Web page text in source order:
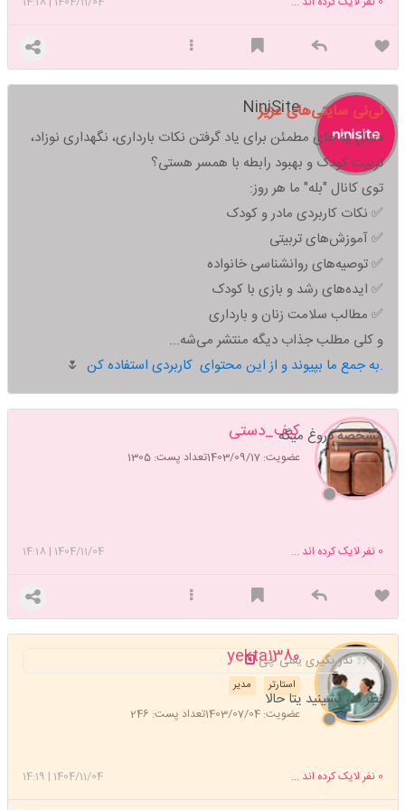
NiniSite
نی‌نی سایتی‌های عزیز
دنبال یه جای مطمئن برای یاد گرفتن نکات بارداری، نگهداری نوزاد،
تربیت کودک و بهبود رابطه با همسر هستی؟
توی کانال "بله" ما هر روز:
✅ نکات کاربردی مادر و کودک
✅ آموزش‌های تربیتی
✅ توصیه‌های روانشناسی خانواده
✅ ایده‌های رشد و بازی با کودک
✅ مطالب سلامت زنان و بارداری
و کلی مطلب جذاب دیگه منتشر می‌شه...
به جمع ما بپیوند و از این محتوای کاربردی استفاده کن.
🌷
کیف_دستی
عضویت: 1403/09/17 تعداد پست: 1305
مشخصه دروغ میگه
1404/11/04
|
14:18 0 نفر لایک کرده اند ...
yekta1380
مدیر استارتر
عضویت: 1403/07/04 تعداد پست: 246
نذر بگیری یعنی چی
نظر نذر نشینید یتا حالا
1404/11/04
|
14:19 0 نفر لایک کرده اند ...